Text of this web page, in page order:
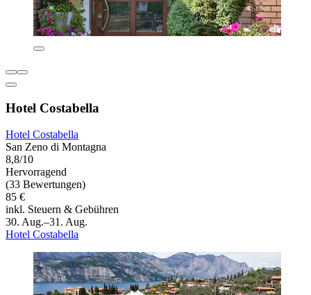
Hotel Costabella
Hotel Costabella
San Zeno di Montagna
8,8/10
Hervorragend
(33 Bewertungen)
85 €
inkl. Steuern & Gebühren
30. Aug.–31. Aug.
Hotel Costabella